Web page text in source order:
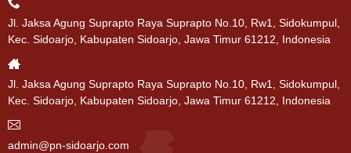
Jl. Jaksa Agung Suprapto Raya Suprapto No.10, Rw1, Sidokumpul,
Kec. Sidoarjo, Kabupaten Sidoarjo, Jawa Timur 61212, Indonesia
Jl. Jaksa Agung Suprapto Raya Suprapto No.10, Rw1, Sidokumpul,
Kec. Sidoarjo, Kabupaten Sidoarjo, Jawa Timur 61212, Indonesia
admin@pn-sidoarjo.com